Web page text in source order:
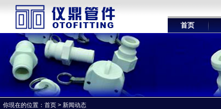
首页
你現在的位置： 首页 > 新闻动态